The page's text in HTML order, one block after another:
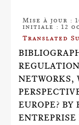
Mise à jour :
initiale : 12
Translated
NETWORKS,
EUROPE?